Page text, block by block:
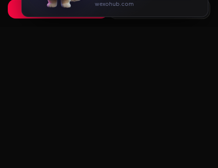
Принять Только необходимые
wexohub.com